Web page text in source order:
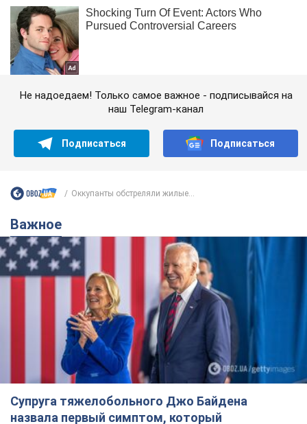
Не надоедаем! Только самое важное - подписывайся на
наш Telegram-канал
Подписаться Подписаться
Оккупанты обстреляли жилые...
Важное
Супруга тяжелобольного Джо Байдена
назвала первый симптом, который